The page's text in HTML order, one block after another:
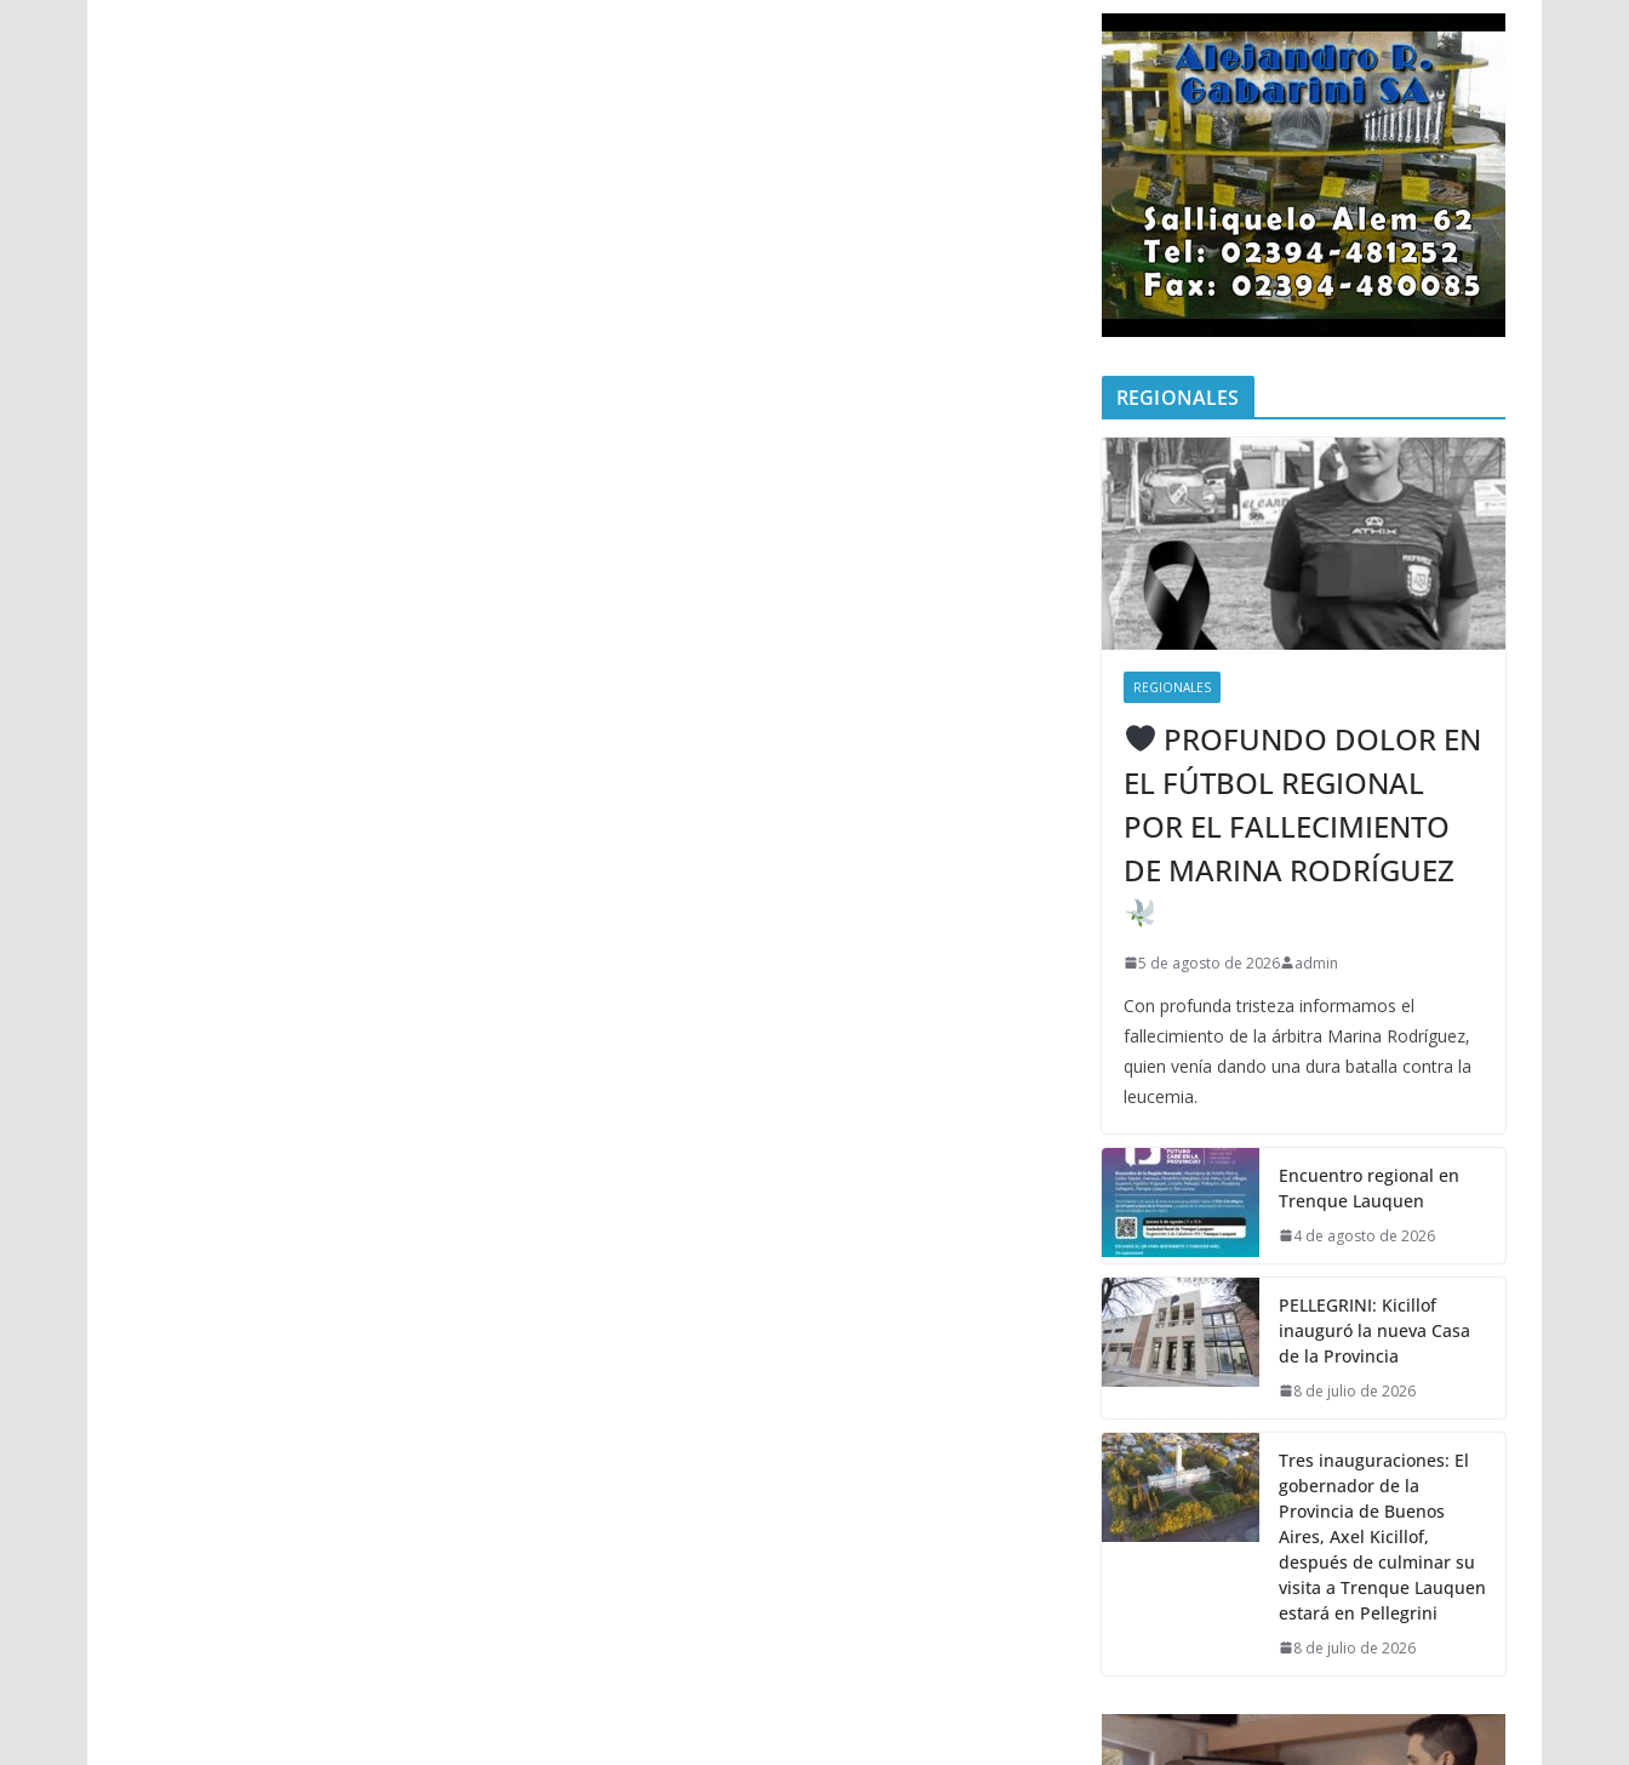
REGIONALES
REGIONALES
PROFUNDO DOLOR EN
EL FÚTBOL REGIONAL
POR EL FALLECIMIENTO
DE MARINA RODRÍGUEZ
5 de agosto de 2026 admin
Con profunda tristeza informamos el
fallecimiento de la árbitra Marina Rodríguez,
quien venía dando una dura batalla contra la
leucemia.
Encuentro regional en
Trenque Lauquen
4 de agosto de 2026
PELLEGRINI: Kicillof
inauguró la nueva Casa
de la Provincia
8 de julio de 2026
Tres inauguraciones: El
gobernador de la
Provincia de Buenos
Aires, Axel Kicillof,
después de culminar su
visita a Trenque Lauquen
estará en Pellegrini
8 de julio de 2026